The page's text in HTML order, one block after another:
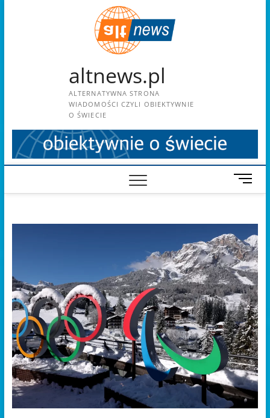
altnews.pl
ALTERNATYWNA STRONA
WIADOMOŚCI CZYLI OBIEKTYWNIE
O ŚWIECIE
M
e
u
t
t
o
n